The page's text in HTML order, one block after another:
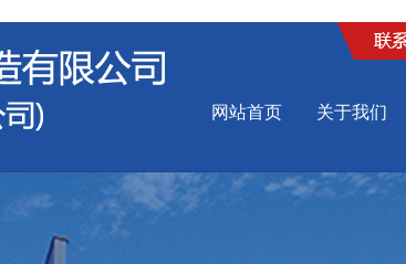
网站首页 关于我们